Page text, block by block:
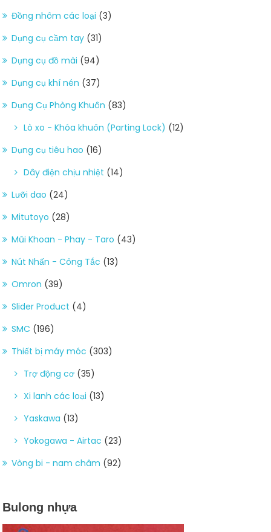
Đồng nhôm các loại (3)
Dụng cụ cầm tay (31)
Dụng cụ đồ mài (94)
Dụng cụ khí nén (37)
Dụng Cụ Phòng Khuôn (83)
Lò xo - Khóa khuôn (Parting Lock) (12)
Dụng cụ tiêu hao (16)
Dây điện chịu nhiệt (14)
Lưỡi dao (24)
Mitutoyo (28)
Mũi Khoan - Phay - Taro (43)
Nút Nhấn - Công Tắc (13)
Omron (39)
Slider Product (4)
SMC (196)
Thiết bị máy móc (303)
Trợ động cơ (35)
Xi lanh các loại (13)
Yaskawa (13)
Yokogawa - Airtac (23)
Vòng bi - nam châm (92)
Bulong nhựa